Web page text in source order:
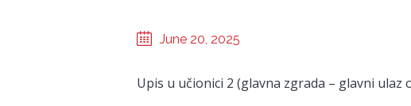
June 20, 2025
Upis u učionici 2 (glavna zgrada – glavni